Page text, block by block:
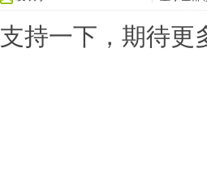
支持一下，期待更